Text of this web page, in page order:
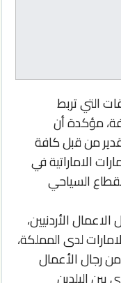
التي تربط
مؤكدة أن
من قبل كافة
الاماراتية في
السياحي
الأردنيين،
لدى المملكة،
رجال الأعمال
بين البلدين